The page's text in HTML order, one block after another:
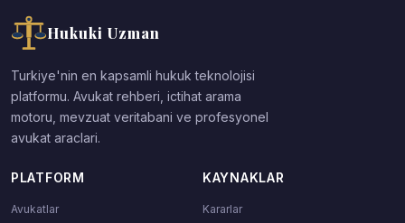
Hukuki Uzman
Turkiye'nin en kapsamli hukuk teknolojisi
platformu. Avukat rehberi, ictihat arama
motoru, mevzuat veritabani ve profesyonel
avukat araclari.
PLATFORM
Avukatlar
KAYNAKLAR
Kararlar